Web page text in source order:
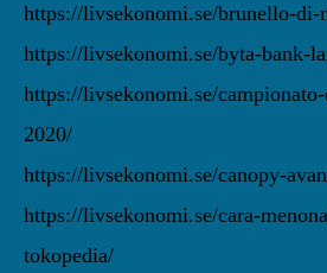
https://livsekonomi.se/brunello-di-
https://livsekonomi.se/byta-bank-
https://livsekonomi.se/
2020/
https://livsekonomi.se/canopy-
https://livsekonomi.se/cara-
tokopedia/